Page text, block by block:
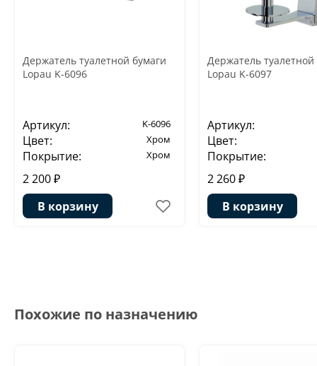
Держатель туалетной бумаги
Lopau K-6096
Артикул: K-6096
Цвет: Хром
Покрытие: Хром
2 200 ₽
В корзину
Держатель туалетной
Lopau K-6097
Артикул:
Цвет:
Покрытие:
2 260 ₽
В корзину
Похожие по назначению